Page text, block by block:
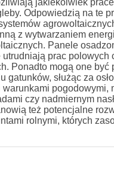
jakiekolwiek
Odpowiedzią na te
z wytwarzaniem
Panele
prac polowych
Ponadto mogą one być
gatunków, służąc za
pogodowymi,
czy nadmiernym
też potencjalne
rolnymi, których